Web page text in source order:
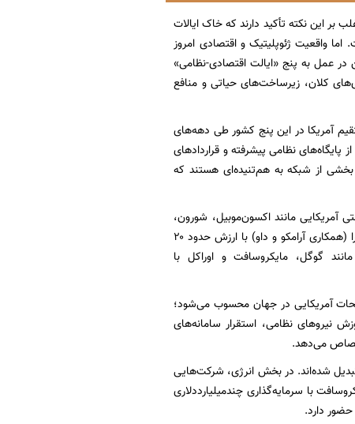
بر این نکته تأکید دارند که خاک ایالات
واقعیت ژئوپلیتیک و اقتصادی امروز
در عمل به پنج «ایالت اقتصادی-نظامی»
کلان، زیرساخت‌های حیاتی و منافع
آمریکا در این پنج کشور طی دهه‌های
پایگاه‌های نظامی پیشرفته و قراردادهای
بخشی از شبکه به هم‌تنیده‌ای هستند که
شرکت‌های نفتی آمریکایی مانند اکسون‌موبیل، شورون،
هالیبرتون و بیکر هیوز در پروژه‌های حفاری و پتروشیمی این کشور حضوری فعال دارند. پروژه سادارا (همکاری آرامکو و داو) با ارزش حدود ۲۰
گوگل، مایکروسافت و اوراکل با
آمریکایی در جهان محسوب می‌شود؛
دلار فراتر رفته است. آموزش نیروهای نظامی، استقرار سامانه‌های
می‌دهد.
شده‌اند. در بخش انرژی، شرکت‌هایی
با سرمایه‌گذاری چندمیلیارددلاری